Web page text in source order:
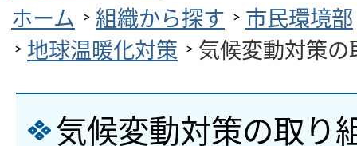
ホーム
組織から探す
市民環境部
地球温暖化対策
気候変動対策
気候変動対策の取り